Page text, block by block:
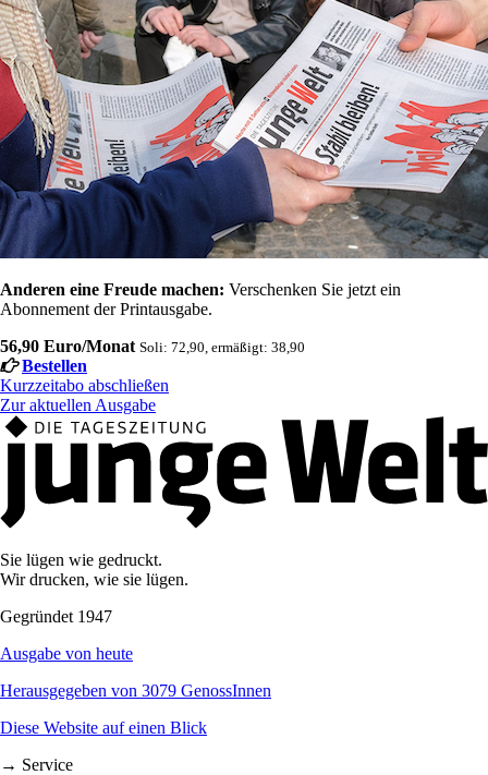
Anderen eine Freude machen: Verschenken Sie jetzt ein
Abonnement der Printausgabe.
56,90 Euro/Monat Soli: 72,90, ermäßigt: 38,90
Bestellen
Kurzzeitabo abschließen
Zur aktuellen Ausgabe
Sie lügen wie gedruckt.
Wir drucken, wie sie lügen.
Gegründet 1947
Ausgabe von heute
Herausgegeben von 3079 GenossInnen
Diese Website auf einen Blick
→ Service